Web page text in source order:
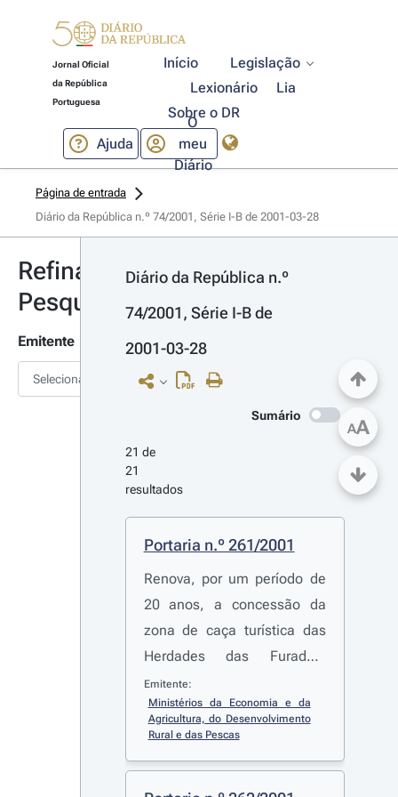
Jornal Oficial
da República
Portuguesa
Início
Legislação
Lexionário
Lia
Sobre o DR
Ajuda
O
meu
Diário
Página de entrada
Diário da República n.º 74/2001, Série I-B de 2001-03-28
Refinar
Pesquisa
Emitente
Selecionar
Diário da República n.º
74/2001, Série I-B de
2001-03-28
Sumário
21 de
21
resultados
Portaria n.º 261/2001
Renova, por um período de
20 anos, a concessão da
zona de caça turística das
Herdades das Furadas,
Moniza e Reguengo,
abrangendo os prédios
rústicos denominados
«Herdades das Furadas,
Emitente:
Ministérios da Economia e da
Agricultura, do Desenvolvimento
Rural e das Pescas
AA